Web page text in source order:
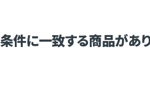
条件に一致する商品があ